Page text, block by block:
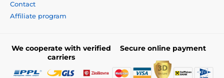
Contact
Affiliate program
We cooperate with verified
carriers
Secure online payment